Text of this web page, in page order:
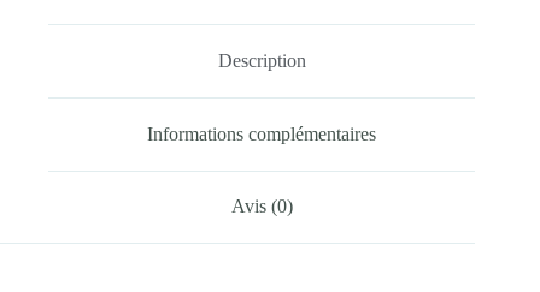
Description
Informations complémentaires
Avis (0)